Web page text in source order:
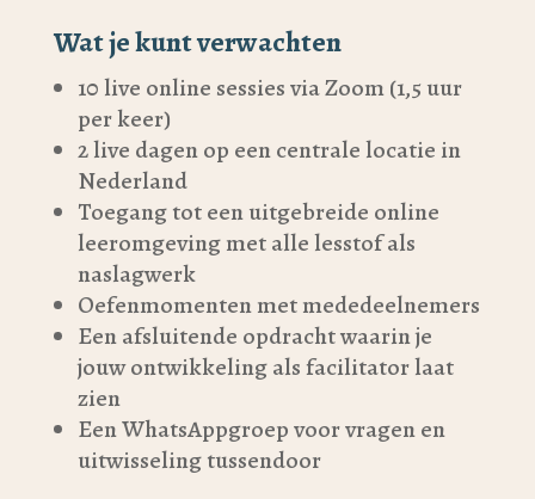
Wat je kunt verwachten
10 live online sessies via Zoom (1,5 uur
per keer)
2 live dagen op een centrale locatie in
Nederland
Toegang tot een uitgebreide online
leeromgeving met alle lesstof als
naslagwerk
Oefenmomenten met mededeelnemers
Een afsluitende opdracht waarin je
jouw ontwikkeling als facilitator laat
zien
Een WhatsAppgroep voor vragen en
uitwisseling tussendoor